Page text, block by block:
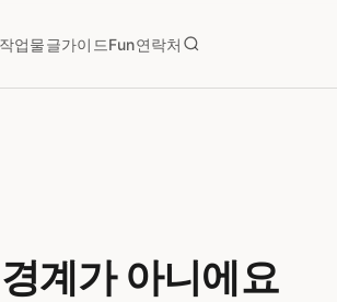
작업물글가이드Fun연락처
계가 아니에요